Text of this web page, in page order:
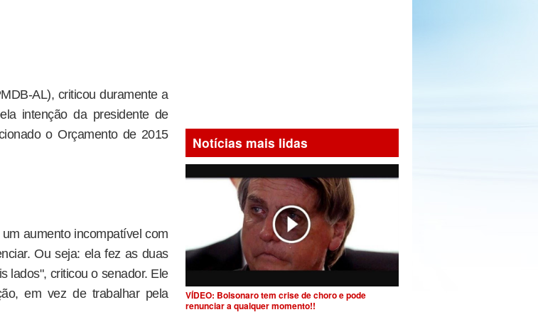
AL), criticou duramente a
intenção da presidente de
o Orçamento de 2015
aumento incompatível com
Ou seja: ela fez as duas
lados", criticou o senador. Ele
em vez de trabalhar pela
Notícias mais lidas
VÍDEO: Bolsonaro tem crise de choro e pode
renunciar a qualquer momento!!